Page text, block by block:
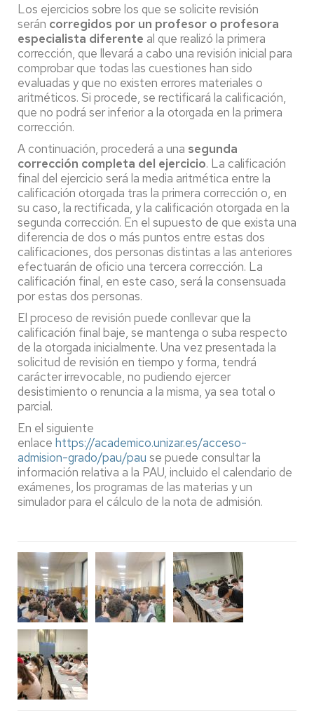
Los ejercicios sobre los que se solicite revisión
serán corregidos por un profesor o profesora
especialista diferente al que realizó la primera
corrección, que llevará a cabo una revisión inicial para
comprobar que todas las cuestiones han sido
evaluadas y que no existen errores materiales o
aritméticos. Si procede, se rectificará la calificación,
que no podrá ser inferior a la otorgada en la primera
corrección.
A continuación, procederá a una segunda
corrección completa del ejercicio. La calificación
final del ejercicio será la media aritmética entre la
calificación otorgada tras la primera corrección o, en
su caso, la rectificada, y la calificación otorgada en la
segunda corrección. En el supuesto de que exista una
diferencia de dos o más puntos entre estas dos
calificaciones, dos personas distintas a las anteriores
efectuarán de oficio una tercera corrección. La
calificación final, en este caso, será la consensuada
por estas dos personas.
El proceso de revisión puede conllevar que la
calificación final baje, se mantenga o suba respecto
de la otorgada inicialmente. Una vez presentada la
solicitud de revisión en tiempo y forma, tendrá
carácter irrevocable, no pudiendo ejercer
desistimiento o renuncia a la misma, ya sea total o
parcial.
En el siguiente
enlace https://academico.unizar.es/acceso-
admision-grado/pau/pau se puede consultar la
información relativa a la PAU, incluido el calendario de
exámenes, los programas de las materias y un
simulador para el cálculo de la nota de admisión.